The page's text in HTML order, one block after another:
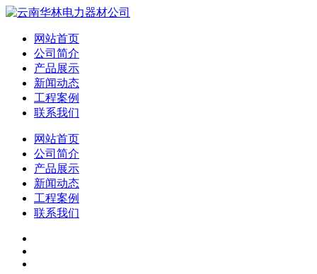
网站首页
公司简介
产品展示
新闻动态
工程案例
联系我们
网站首页
公司简介
产品展示
新闻动态
工程案例
联系我们